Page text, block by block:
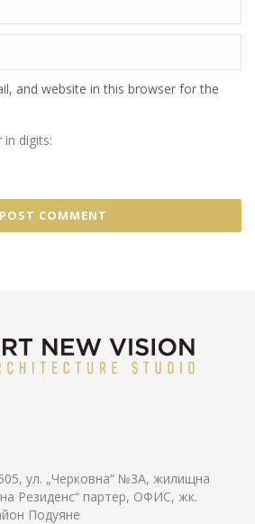
and website in this browser for the
in digits:
ул. „Черковна“ №3А, жилищна
Резиденс“ партер, ОФИС, жк.
Подуяне